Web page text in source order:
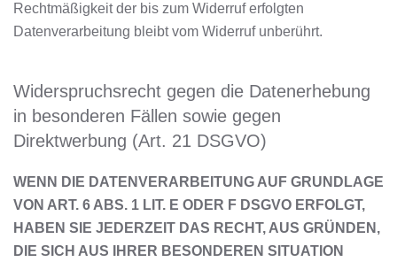
Rechtmäßigkeit der bis zum Widerruf erfolgten
Datenverarbeitung bleibt vom Widerruf unberührt.
Widerspruchsrecht gegen die Datenerhebung
in besonderen Fällen sowie gegen
Direktwerbung (Art. 21 DSGVO)
WENN DIE DATENVERARBEITUNG AUF GRUNDLAGE
VON ART. 6 ABS. 1 LIT. E ODER F DSGVO ERFOLGT,
HABEN SIE JEDERZEIT DAS RECHT, AUS GRÜNDEN,
DIE SICH AUS IHRER BESONDEREN SITUATION